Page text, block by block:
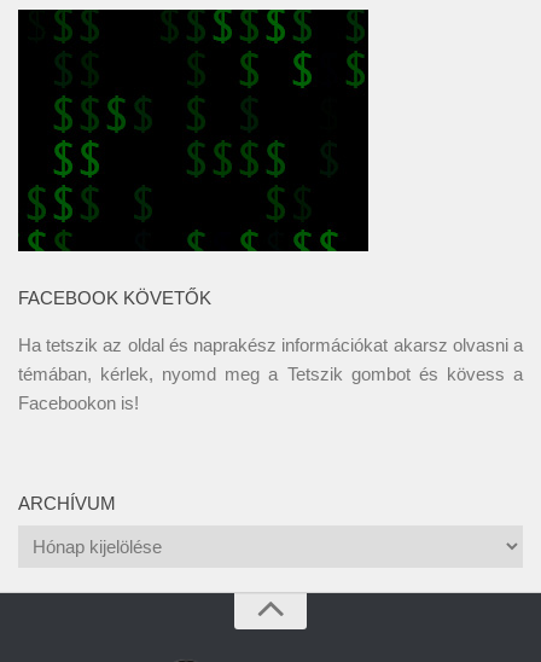
FACEBOOK KÖVETŐK
Ha tetszik az oldal és naprakész információkat akarsz olvasni a
témában, kérlek, nyomd meg a Tetszik gombot és kövess a
Facebookon is!
ARCHÍVUM
Archívum